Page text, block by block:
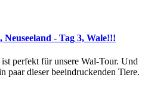
- Tag 3, Wale!!!
perfekt für unsere Wal-Tour. Und
paar dieser beeindruckenden Tiere.